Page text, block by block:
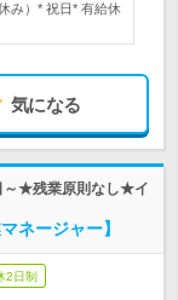
み）* 祝日* 有給休
気になる
～★残業原則なし★イ
ネージャー】
2日制